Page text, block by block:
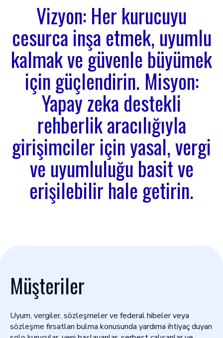
Vizyon: Her kurucuyu
cesurca inşa etmek, uyumlu
kalmak ve güvenle büyümek
için güçlendirin. Misyon:
Yapay zeka destekli
rehberlik aracılığıyla
girişimciler için yasal, vergi
ve uyumluluğu basit ve
erişilebilir hale getirin.
Müşteriler
Uyum, vergiler, sözleşmeler ve federal hibeler veya
sözleşme fırsatları bulma konusunda yardıma ihtiyaç duyan